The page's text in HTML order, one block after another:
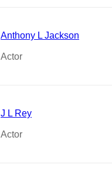
Anthony L Jackson
Actor
J L Rey
Actor